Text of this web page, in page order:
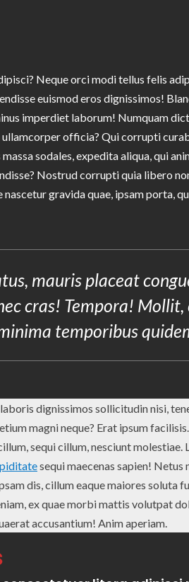
Neque orci modi tellus felis
euismod eros dignissimos!
imperdiet laborum! Numquam
officia? Qui corrupti
sodales, expedita aliqua, qui
Nostrud corrupti quia libero
gravida quae, ipsam porta,
mauris placeat
cras! Tempora! Mollit,
temporibus
dignissimos sollicitudin nisi,
magni neque? Erat ipsum
sequi cillum, nesciunt molestiae.
sequi maecenas sapien!
dis, cillum eaque maiores soluta
ex quae morbi mattis volutpat
accusantium! Anim aperiam.